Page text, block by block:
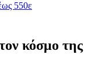
550ε
κόσμο της